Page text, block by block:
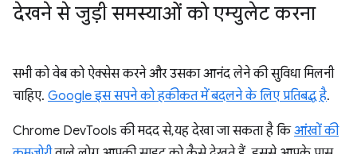
देखने से जुड़ी समस्याओं को एम्युलेट करना
सभी को वेब को ऐक्सेस करने और उसका आनंद लेने की सुविधा मिलनी
चाहिए. Google इस सपने को हकीकत में बदलने के लिए प्रतिबद्ध है.
Chrome DevTools की मदद से, यह देखा जा सकता है किआंखों की